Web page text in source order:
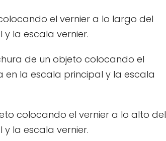
el vernier a lo largo del
la escala vernier.
de un objeto colocando el
la escala principal y la escala
colocando el vernier a lo alto del
la escala vernier.